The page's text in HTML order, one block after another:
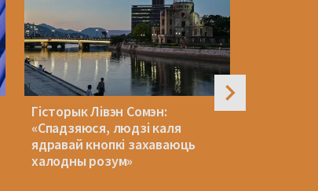
Гісторык Лівэн Сомэн:
«Спадзяюся, людзі каля
ядравай кнопкі захаваюць
халодны розум»